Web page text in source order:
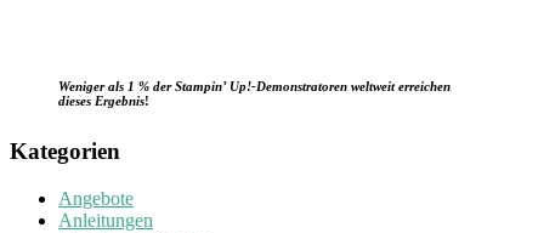
Weniger als 1 % der Stampin’ Up!-Demonstratoren weltweit erreichen
dieses Ergebnis!
Kategorien
Angebote
Anleitungen